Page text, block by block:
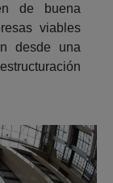
de buena
viables
desde una